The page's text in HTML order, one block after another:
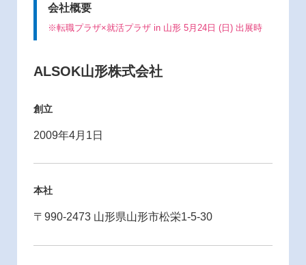
会社概要
※転職プラザ×就活プラザ in 山形 5月24日 (日) 出展時
ALSOK山形株式会社
創立
2009年4月1日
本社
〒990-2473 山形県山形市松栄1-5-30